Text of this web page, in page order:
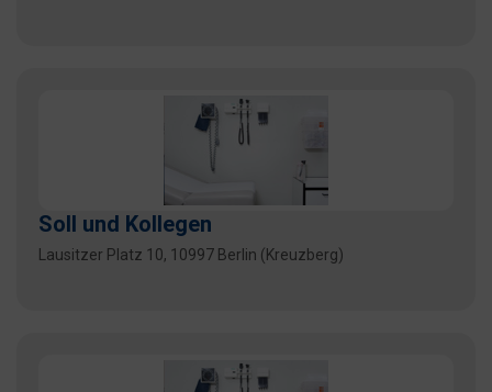
Soll und Kollegen
Lausitzer Platz 10, 10997 Berlin (Kreuzberg)